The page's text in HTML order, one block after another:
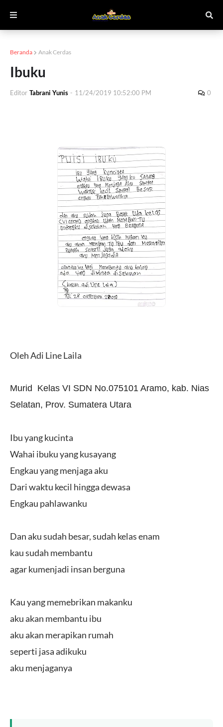
Beranda Anak Cerdas
Ibuku
Editor Tabrani Yunis - 11/24/2019 10:52:00 PM 0
Oleh Adi Line Laila
Murid Kelas VI SDN No.075101 Aramo, kab. Nias
Selatan, Prov. Sumatera Utara
Ibu yang kucinta
Wahai ibuku yang kusayang
Engkau yang menjaga aku
Dari waktu kecil hingga dewasa
Engkau pahlawanku
Dan aku sudah besar, sudah kelas enam
kau sudah membantu
agar kumenjadi insan berguna
Kau yang memebrikan makanku
aku akan membantu ibu
aku akan merapikan rumah
seperti jasa adikuku
aku menjaganya